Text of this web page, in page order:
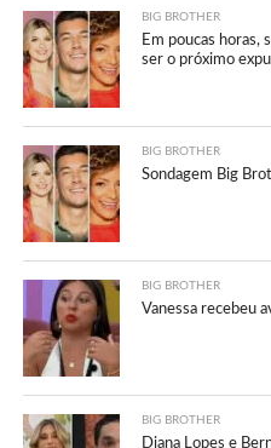
BIG BROTHER
Em poucas horas,
ser o próximo
BIG BROTHER
Sondagem Big
BIG BROTHER
Vanessa recebeu
BIG BROTHER
Diana Lopes e